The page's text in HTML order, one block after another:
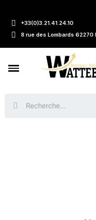
+33(0)3.21.41.24.10
8 rue des Lombards 62270